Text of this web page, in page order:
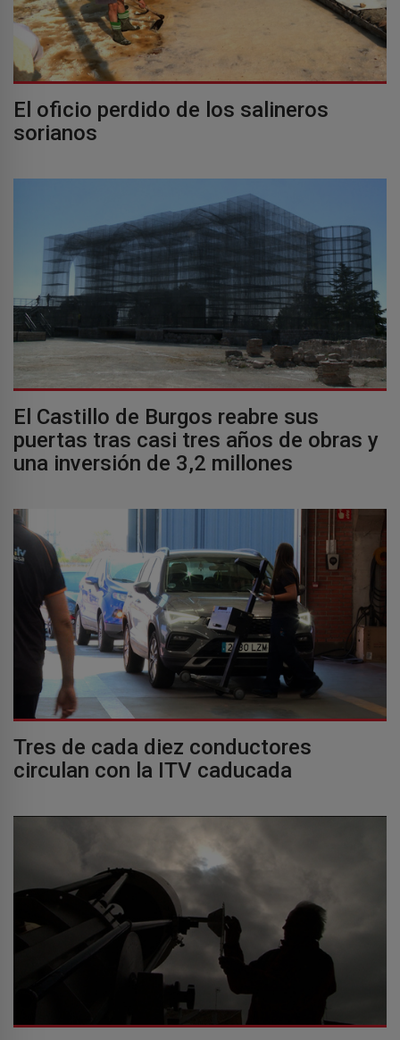
El oficio perdido de los salineros
sorianos
El Castillo de Burgos reabre sus
puertas tras casi tres años de obras y
una inversión de 3,2 millones
Tres de cada diez conductores
circulan con la ITV caducada